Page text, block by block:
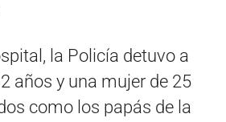
la Policía detuvo a
años y una mujer de 25
como los papás de la